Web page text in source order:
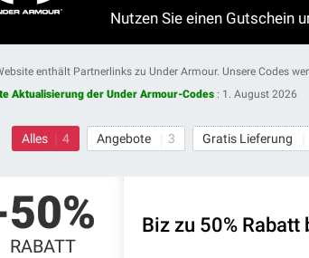
Nutzen Sie einen Gutschein
enthält Partnerlinks zu Under Armour. Unsere Codes
Aktualisierung der Under Armour-Codes : 1. August 2026
Alles 4 Angebote 3 Gratis Lieferung
RABATT
Biz zu 50%